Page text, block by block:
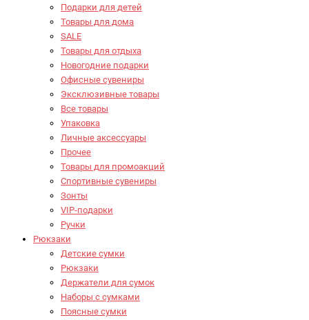
Подарки для детей
Товары для дома
SALE
Товары для отдыха
Новогодние подарки
Офисные сувениры
Эксклюзивные товары
Все товары
Упаковка
Личные аксессуары
Прочее
Товары для промоакций
Спортивные сувениры
Зонты
VIP-подарки
Ручки
Рюкзаки
Детские сумки
Рюкзаки
Держатели для сумок
Наборы с сумками
Поясные сумки